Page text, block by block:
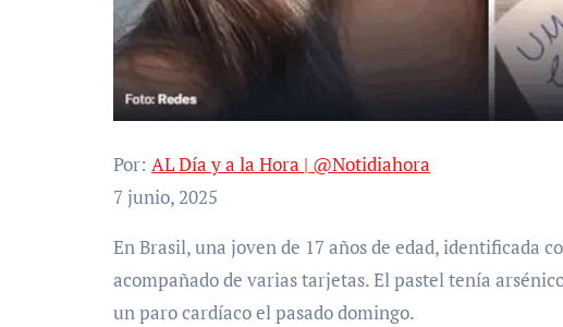
Por: AL Día y a la Hora | @Notidiahora
7 junio, 2025
En Brasil, una joven de 17 años de edad, identificada como Ana Neves, recibió de regalo un pastel,
acompañado de varias tarjetas. El pastel tenía
un paro cardíaco el pasado domingo.